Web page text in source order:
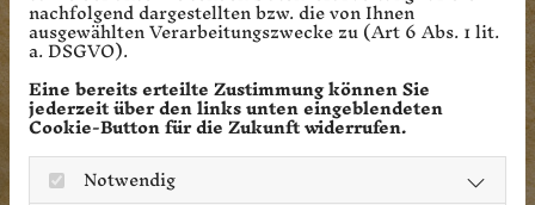
nachfolgend dargestellten bzw. die von Ihnen
ausgewählten Verarbeitungszwecke zu (Art 6 Abs. 1 lit.
a. DSGVO).
Eine bereits erteilte Zustimmung können Sie
jederzeit über den links unten eingeblendeten
Cookie-Button für die Zukunft widerrufen.
Notwendig